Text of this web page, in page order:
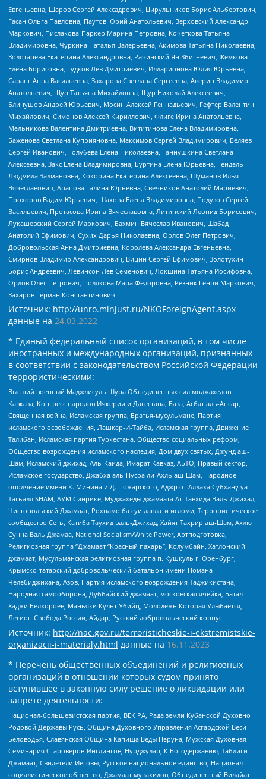
Евгеньевна, Щаров Сергей Алексадрович, Цирульников Борис Альбертович,
Гасан Ольга Павловна, Паутов Юрий Анатольевич, Верховский Александр
Маркович, Пислакова-Паркер Марина Петровна, Кочеткова Татьяна
Владимировна, Чуркина Наталья Валерьевна, Акимова Татьяна Николаевна,
Золотарева Екатерина Александровна, Рачинский Ян Збигневич, Жемкова
Елена Борисовна, Гудков Лев Дмитриевич, Илларионова Юлия Юрьевна,
Саранг Анна Васильевна, Захарова Светлана Сергеевна, Аверин Владимир
Анатольевич, Щур Татьяна Михайловна, Щур Николай Алексеевич,
Блинушов Андрей Юрьевич, Мосин Алексей Геннадьевич, Гефтер Валентин
Михайлович, Симонов Алексей Кириллович, Флиге Ирина Анатольевна,
Мельникова Валентина Дмитриевна, Вититинова Елена Владимировна,
Баженова Светлана Куприяновна, Максимов Сергей Владимирович, Беляев
Сергей Иванович, Голубева Елена Николаевна, Ганнушкина Светлана
Алексеевна, Закс Елена Владимировна, Буртина Елена Юрьевна, Гендель
Людмила Залмановна, Кокорина Екатерина Алексеевна, Шуманов Илья
Вячеславович, Арапова Галина Юрьевна, Свечников Анатолий Мариевич,
Прохоров Вадим Юрьевич, Шахова Елена Владимировна, Подузов Сергей
Васильевич, Протасова Ирина Вячеславовна, Литинский Леонид Борисович,
Лукашевский Сергей Маркович, Бахмин Вячеслав Иванович, Шабад
Анатолий Ефимович, Сухих Дарья Николаевна, Орлов Олег Петрович,
Добровольская Анна Дмитриевна, Королева Александра Евгеньевна,
Смирнов Владимир Александрович, Вицин Сергей Ефимович, Золотухин
Борис Андреевич, Левинсон Лев Семенович, Локшина Татьяна Иосифовна,
Орлов Олег Петрович, Полякова Мара Федоровна, Резник Генри Маркович,
Захаров Герман Константинович
Источник: http://unro.minjust.ru/NKOForeignAgent.aspx
данные на 24.03.2022
* Единый федеральный список организаций, в том числе
иностранных и международных организаций, признанных
в соответствии с законодательством Российской Федерации
террористическими:
Высший военный Маджлисуль Шура Объединенных сил моджахедов
Кавказа, Конгресс народов Ичкерии и Дагестана, База, Асбат аль-Ансар,
Священная война, Исламская группа, Братья-мусульмане, Партия
исламского освобождения, Лашкар-И-Тайба, Исламская группа, Движение
Талибан, Исламская партия Туркестана, Общество социальных реформ,
Общество возрождения исламского наследия, Дом двух святых, Джунд аш-
Шам, Исламский джихад, Аль-Каида, Имарат Кавказ, АБТО, Правый сектор,
Исламское государство, Джабха аль-Нусра ли-Ахль аш-Шам, Народное
ополчение имени К. Минина и Д. Пожарского, Аджр от Аллаха Субхану уа
Тагьаля SHAM, АУМ Синрике, Муджахеды джамаата Ат-Тавхида Валь-Джихад,
Чистопольский Джамаат, Рохнамо ба суи давлати исломи, Террористическое
сообщество Сеть, Катиба Таухид валь-Джихад, Хайят Тахрир аш-Шам, Ахлю
Сунна Валь Джамаа, National Socialism/White Power, Артподготовка,
Религиозная группа “Джамаат “Красный пахарь”, Колумбайн, Хатлонский
джамаат, Мусульманская религиозная группа п. Кушкуль г. Оренбург,
Крымско-татарский добровольческий батальон имени Номана
Челебиджихана, Азов, Партия исламского возрождения Таджикистана,
Народная самооборона, Дуббайский джамаат, московская ячейка, Батал-
Хаджи Белхороев, Маньяки Культ Убийц, Молодёжь Которая Улыбается,
Легион Свобода России, Айдар, Русский добровольческий корпус
Источник: http://nac.gov.ru/terroristicheskie-i-ekstremistskie-
organizacii-i-materialy.html данные на 16.11.2023
* Перечень общественных объединений и религиозных
организаций в отношении которых судом принято
вступившее в законную силу решение о ликвидации или
запрете деятельности:
Национал-большевистская партия, ВЕК РА, Рада земли Кубанской Духовно
Родовой Державы Русь, Община Духовного Управления Асгардской Веси
Беловодья, Славянская Община Капища Веды Перуна, Мужская Духовная
Семинария Староверов-Инглингов, Нурджулар, К Богодержавию, Таблиги
Джамаат, Свидетели Иеговы, Русское национальное единство, Национал-
социалистическое общество, Джамаат мувахидов, Объединенный Вилайат